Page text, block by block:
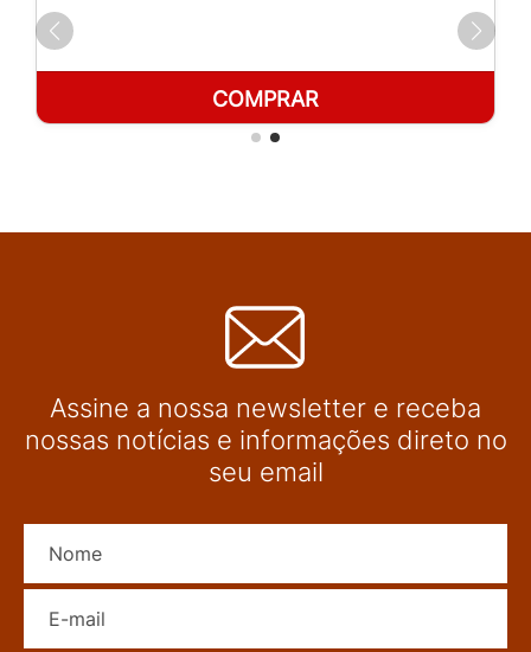
COMPRAR
Assine a nossa newsletter e receba
nossas notícias e informações direto no
seu email